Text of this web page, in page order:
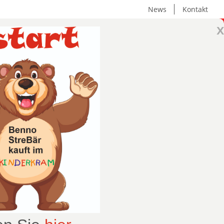
News Kontakt
x